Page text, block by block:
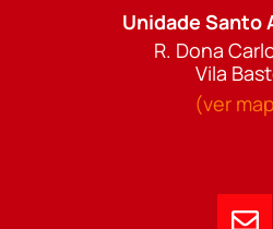
Unidade Santo
R. Dona
Vila
(ver